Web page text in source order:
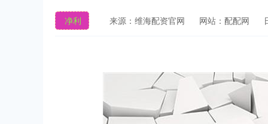
净利 来源：维海配资官网 网站：配配网